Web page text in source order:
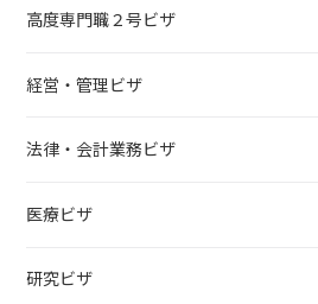
高度専門職２号ビザ
経営・管理ビザ
法律・会計業務ビザ
医療ビザ
研究ビザ